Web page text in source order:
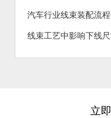
汽车行业线束装配流
线束工艺中影响下线
立